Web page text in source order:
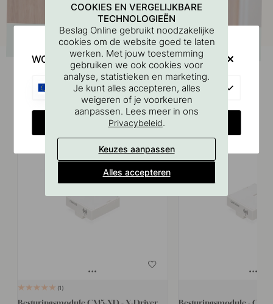
Vergelijkbare producten
1
COOKIES EN VERGELIJKBARE
TECHNOLOGIEËN
Beslag Online gebruikt noodzakelijke
cookies om de website goed te laten
werken. Met jouw toestemming
gebruiken we ook cookies voor
analyse, statistieken en marketing.
Je kunt alles accepteren, alles
weigeren of je voorkeuren
aanpassen. Lees meer in ons
Privacybeleid.
Keuzes aanpassen
Alles accepteren
WOULD YOU RATHER VISIT?
CHANGE COUNTRY